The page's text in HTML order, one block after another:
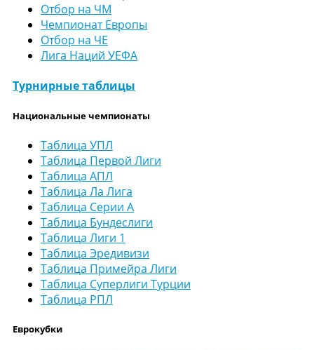
Отбор на ЧМ
Чемпионат Европы
Отбор на ЧЕ
Лига Наций УЕФА
Турнирные таблицы
Национальные чемпионаты
Таблица УПЛ
Таблица Первой Лиги
Таблица АПЛ
Таблица Ла Лига
Таблица Серии А
Таблица Бундеслиги
Таблица Лиги 1
Таблица Эредивизи
Таблица Примейра Лиги
Таблица Суперлиги Турции
Таблица РПЛ
Еврокубки